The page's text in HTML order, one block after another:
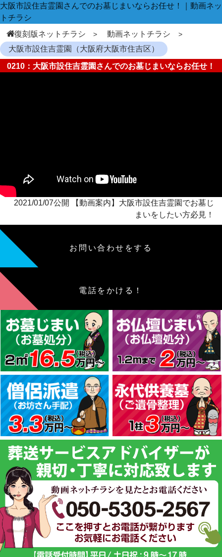
大阪市設住吉霊園さんでのお墓じまいならお任せ！｜動画ネッ
トチラシ
復刻版ネットチラシ
動画ネットチラシ
大阪市設住吉霊園（大阪府大阪市住吉区）
0210：大阪市設住吉霊園さんでのお墓じまいならお任せ！
2021/01/07公開 【動画案内】大阪市設住吉霊園でお墓じ
まいをしたい方必見！
お問い合わせをする
電話をかける！